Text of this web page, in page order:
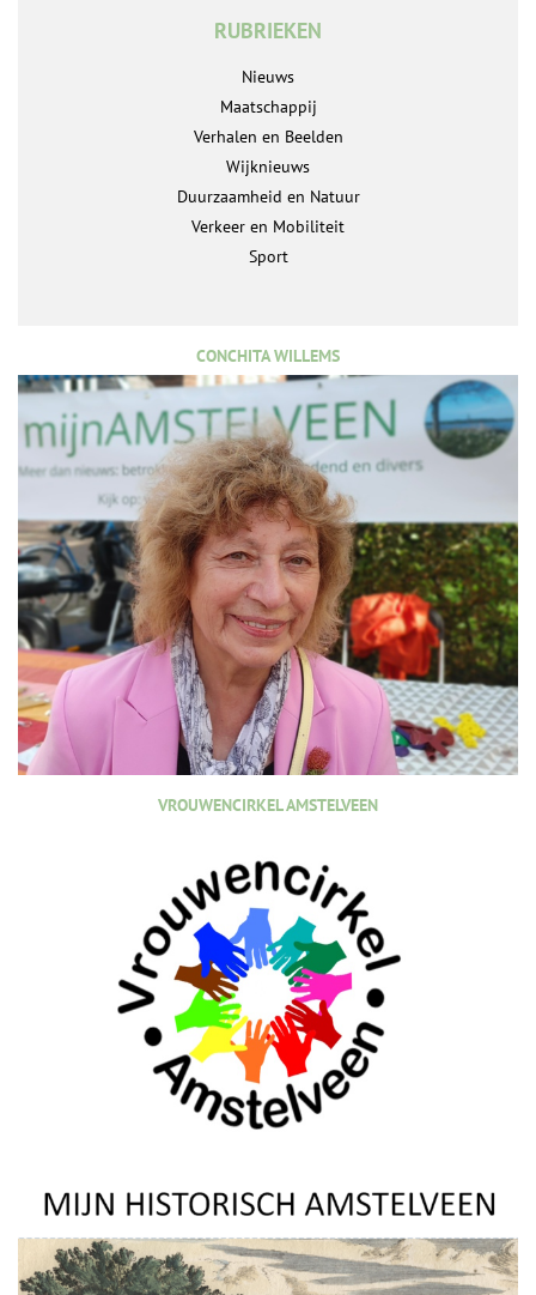
RUBRIEKEN
Nieuws
Maatschappij
Verhalen en Beelden
Wijknieuws
Duurzaamheid en Natuur
Verkeer en Mobiliteit
Sport
CONCHITA WILLEMS
VROUWENCIRKEL AMSTELVEEN